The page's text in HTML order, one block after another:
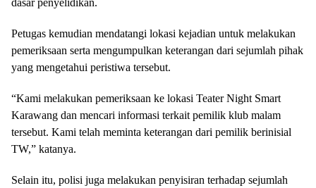
dasar penyelidikan.
Petugas kemudian mendatangi lokasi kejadian untuk melakukan
pemeriksaan serta mengumpulkan keterangan dari sejumlah pihak
yang mengetahui peristiwa tersebut.
“Kami melakukan pemeriksaan ke lokasi Teater Night Smart
Karawang dan mencari informasi terkait pemilik klub malam
tersebut. Kami telah meminta keterangan dari pemilik berinisial
TW,” katanya.
Selain itu, polisi juga melakukan penyisiran terhadap sejumlah